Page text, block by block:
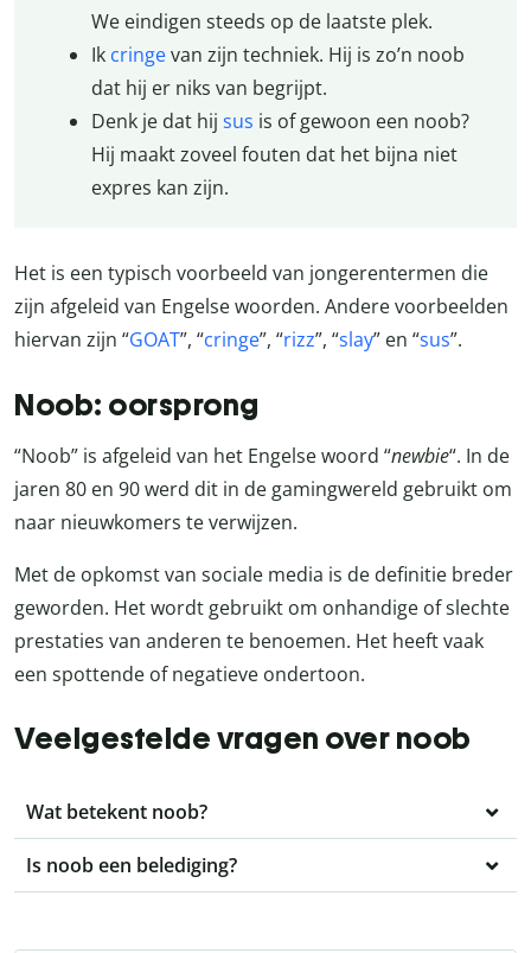
We eindigen steeds op de laatste plek.
Ik cringevan zijn techniek. Hij is zo’n noob
dat hij er niks van begrijpt.
Denk je dat hij sus is of gewoon een noob?
Hij maakt zoveel fouten dat het bijna niet
expres kan zijn.
Het is een typisch voorbeeld van jongerentermen die
zijn afgeleid van Engelse woorden. Andere voorbeelden
hiervan zijn “GOAT”, “cringe”, “rizz”, “slay” en “sus”.
Noob: oorsprong
“Noob” is afgeleid van het Engelse woord “newbie“. In de
jaren 80 en 90 werd dit in de gamingwereld gebruikt om
naar nieuwkomers te verwijzen.
Met de opkomst van sociale media is de definitie breder
geworden. Het wordt gebruikt om onhandige of slechte
prestaties van anderen te benoemen. Het heeft vaak
een spottende of negatieve ondertoon.
Veelgestelde vragen over noob
Wat betekent noob?
Is noob een belediging?